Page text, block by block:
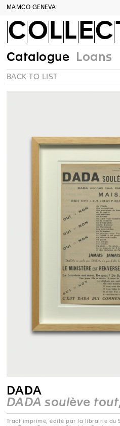
MAMCO GENEVA
Catalogue Loans
BACK TO LIST
DADA
DADA soulève tout
Tract imprimé, édité par la librairie du